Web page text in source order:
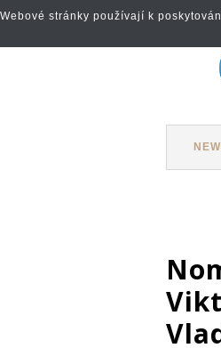
Webové stránky používají k